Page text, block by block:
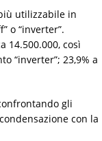
utilizzabile in
o “inverter”.
14.500.000, così
“inverter”; 23,9% a
gli
con la